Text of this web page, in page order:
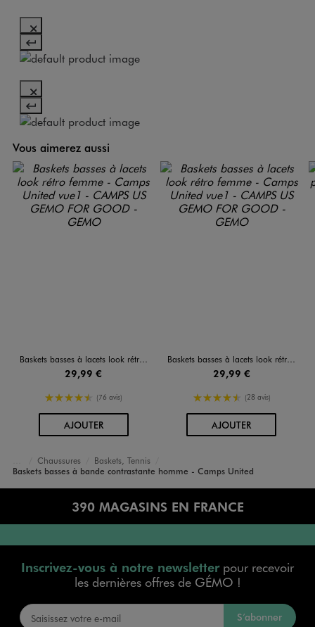
Vous aimerez aussi
Baskets basses à lacets look rétro femme - Camps United
29,99 €
4.5/5 de moyenne
(76 avis)
AJOUTERAU PANIER
Baskets basses à lacets look rétro femme - Camps United
29,99 €
4.5/5 de moyenne
(28 avis)
AJOUTERAU PANIER
Accueil
Homme
Chaussures
Baskets, Tennis
Baskets basses à bande contrastante homme - Camps United
390 MAGASINS EN FRANCE
Inscrivez-vous à notre newsletterpour recevoir
les dernières offres de GÉMO !
S’abonner